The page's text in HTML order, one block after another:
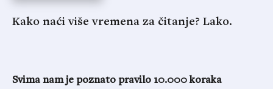
Kako naći više vremena za čitanje? Lako.
Svima nam je poznato pravilo 10.000 koraka